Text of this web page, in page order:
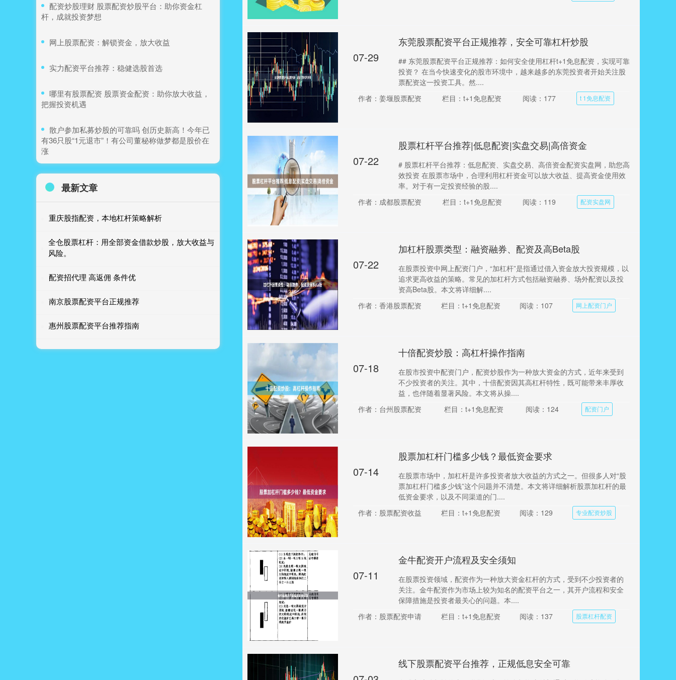
07-29
东莞股票配资平台正规推荐，安全可靠杠杆炒股
## 东莞股票配资平台正规推荐：如何安全使用杠杆t+1免息配资，实现可靠
投资？ 在当今快速变化的股市环境中，越来越多的东莞投资者开始关注股
票配资这一投资工具。然....
作者：姜堰股票配资
栏目：t+1免息配资 阅读：177 t 1免息配资
07-22
股票杠杆平台推荐|低息配资|实盘交易|高倍资金
# 股票杠杆平台推荐：低息配资、实盘交易、高倍资金配资实盘网，助您高
效投资 在股票市场中，合理利用杠杆资金可以放大收益、提高资金使用效
率。对于有一定投资经验的股....
作者：成都股票配资
栏目：t+1免息配资 阅读：119 配资实盘网
07-22
加杠杆股票类型：融资融券、配资及高Beta股
在股票投资中网上配资门户，“加杠杆”是指通过借入资金放大投资规模，以
追求更高收益的策略。常见的加杠杆方式包括融资融券、场外配资以及投
资高Beta股。本文将详细解....
作者：香港股票配资
栏目：t+1免息配资 阅读：107 网上配资门户
07-18
十倍配资炒股：高杠杆操作指南
在股市投资中配资门户，配资炒股作为一种放大资金的方式，近年来受到
不少投资者的关注。其中，十倍配资因其高杠杆特性，既可能带来丰厚收
益，也伴随着显著风险。本文将从操....
作者：台州股票配资
栏目：t+1免息配资 阅读：124 配资门户
07-14
股票加杠杆门槛多少钱？最低资金要求
在股票市场中，加杠杆是许多投资者放大收益的方式之一。但很多人对“股
票加杠杆门槛多少钱”这个问题并不清楚。本文将详细解析股票加杠杆的最
低资金要求，以及不同渠道的门....
作者：股票配资收益
栏目：t+1免息配资 阅读：129 专业配资炒股
07-11
金牛配资开户流程及安全须知
在股票投资领域，配资作为一种放大资金杠杆的方式，受到不少投资者的
关注。金牛配资作为市场上较为知名的配资平台之一，其开户流程和安全
保障措施是投资者最关心的问题。本....
作者：股票配资申请
栏目：t+1免息配资 阅读：137 股票杠杆配资
线下股票配资平台推荐，正规低息安全可靠
​配资炒股理财 股票配资炒股平台：助你资金杠
杆，成就投资梦想
​网上股票配资：解锁资金，放大收益
​实力配资平台推荐：稳健选股首选
​哪里有股票配资 股票资金配资：助你放大收益，
把握投资机遇
​散户参加私募炒股的可靠吗 创历史新高！今年已
有36只股“1元退市”！有公司董秘称做梦都是股价在
涨
最新文章
重庆股指配资，本地杠杆策略解析
全仓股票杠杆：用全部资金借款炒股，放大收益与
风险。
配资招代理 高返佣 条件优
南京股票配资平台正规推荐
惠州股票配资平台推荐指南